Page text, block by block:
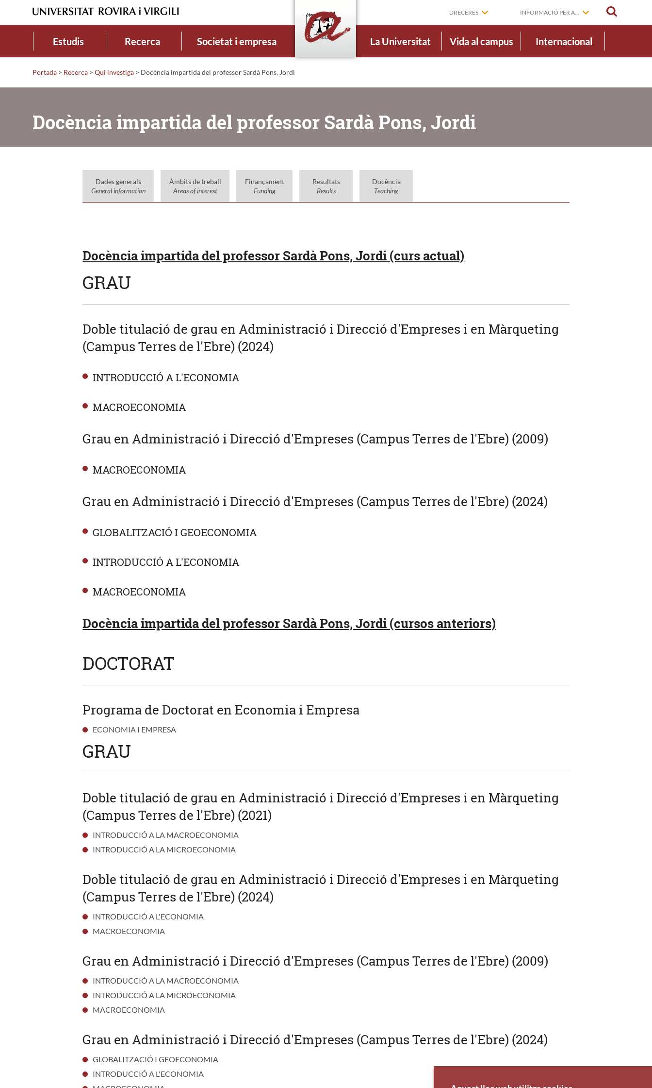
DRECERES INFORMACIÓ PER A...
Estudis Recerca Societat i empresa La Universitat Vida al campus Internacional
Portada > Recerca > Qui investiga > Docència impartida del professor Sardà Pons, Jordi
Docència impartida del professor Sardà Pons, Jordi
Dades generals
General information
Àmbits de treball
Areas of interest
Finançament
Funding
Resultats
Results
Docència
Teaching
Docència impartida del professor Sardà Pons, Jordi (curs actual)
GRAU
Doble titulació de grau en Administració i Direcció d'Empreses i en Màrqueting
(Campus Terres de l'Ebre) (2024)
INTRODUCCIÓ A L'ECONOMIA
MACROECONOMIA
Grau en Administració i Direcció d'Empreses (Campus Terres de l'Ebre) (2009)
MACROECONOMIA
Grau en Administració i Direcció d'Empreses (Campus Terres de l'Ebre) (2024)
GLOBALITZACIÓ I GEOECONOMIA
INTRODUCCIÓ A L'ECONOMIA
MACROECONOMIA
Docència impartida del professor Sardà Pons, Jordi (cursos anteriors)
DOCTORAT
Programa de Doctorat en Economia i Empresa
ECONOMIA I EMPRESA
GRAU
Doble titulació de grau en Administració i Direcció d'Empreses i en Màrqueting
(Campus Terres de l'Ebre) (2021)
INTRODUCCIÓ A LA MACROECONOMIA
INTRODUCCIÓ A LA MICROECONOMIA
Doble titulació de grau en Administració i Direcció d'Empreses i en Màrqueting
(Campus Terres de l'Ebre) (2024)
INTRODUCCIÓ A L'ECONOMIA
MACROECONOMIA
Grau en Administració i Direcció d'Empreses (Campus Terres de l'Ebre) (2009)
INTRODUCCIÓ A LA MACROECONOMIA
INTRODUCCIÓ A LA MICROECONOMIA
MACROECONOMIA
Grau en Administració i Direcció d'Empreses (Campus Terres de l'Ebre) (2024)
GLOBALITZACIÓ I GEOECONOMIA
INTRODUCCIÓ A L'ECONOMIA